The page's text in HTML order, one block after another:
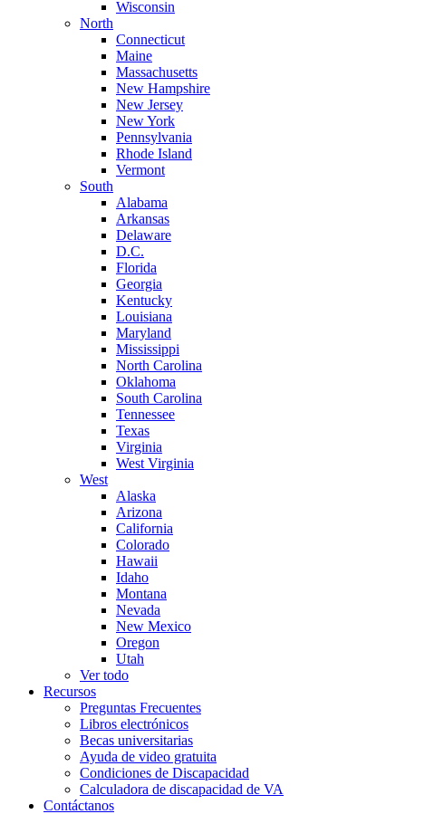
Wisconsin
North
Connecticut
Maine
Massachusetts
New Hampshire
New Jersey
New York
Pennsylvania
Rhode Island
Vermont
South
Alabama
Arkansas
Delaware
D.C.
Florida
Georgia
Kentucky
Louisiana
Maryland
Mississippi
North Carolina
Oklahoma
South Carolina
Tennessee
Texas
Virginia
West Virginia
West
Alaska
Arizona
California
Colorado
Hawaii
Idaho
Montana
Nevada
New Mexico
Oregon
Utah
Ver todo
Recursos
Preguntas Frecuentes
Libros electrónicos
Becas universitarias
Ayuda de video gratuita
Condiciones de Discapacidad
Calculadora de discapacidad de VA
Contáctanos